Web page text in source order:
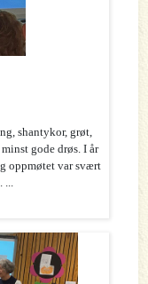
shantykor, grøt,
gode drøs. I år
oppmøtet var svært
...